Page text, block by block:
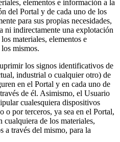
elementos e información a la
del Portal y de cada uno de los
para sus propias necesidades,
ni indirectamente una explotación
materiales, elementos e
mismos.
los signos identificativos de
industrial o cualquier otro) de
en el Portal y en cada uno de
de él. Asimismo, el Usuario
cualesquiera dispositivos
o por terceros, ya sea en el Portal,
cualquiera de los materiales,
a través del mismo, para la